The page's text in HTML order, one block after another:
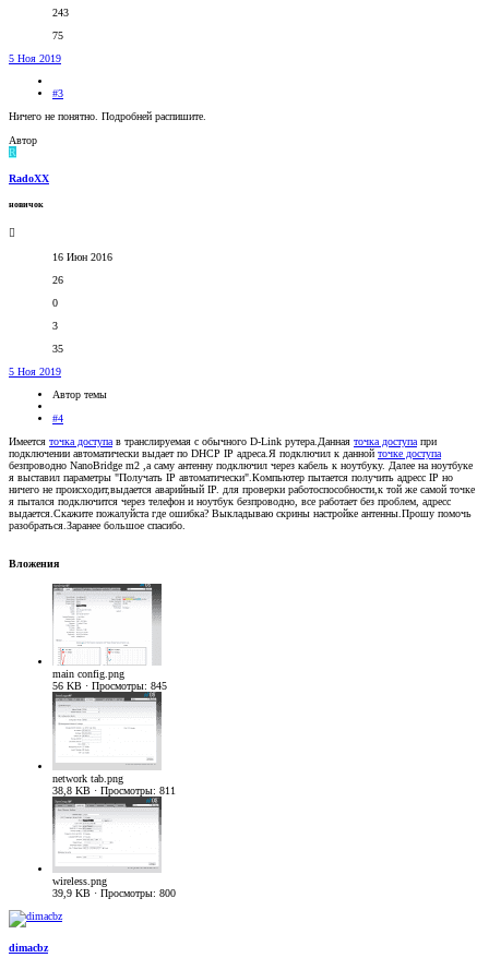
243
75
5 Ноя 2019
#3
Ничего не понятно. Подробней распишите.
Автор
R
RadoXX
новичок
16 Июн 2016
26
0
3
35
5 Ноя 2019
Автор темы
#4
Имеется точка доступа в транслируемая с обычного D-Link рутера.Данная точка доступа при
подключении автоматически выдает по DHCP IP адреса.Я подключил к данной точке доступа
безпроводно NanoBridge m2 ,а саму антенну подключил через кабель к ноутбуку. Далее на ноутбуке
я выставил параметры "Получать IP автоматически".Компьютер пытается получить адресс IP но
ничего не происходит,выдается аварийный IP. для проверки работоспособности,к той же самой точке
я пытался подключится через телефон и ноутбук безпроводно, все работает без проблем, адресс
выдается.Скажите пожалуйста где ошибка? Выкладываю скрины настройке антенны.Прошу помочь
разобраться.Заранее большое спасибо.
Вложения
main config.png
56 KB · Просмотры: 845
network tab.png
38,8 KB · Просмотры: 811
wireless.png
39,9 KB · Просмотры: 800
dimacbz